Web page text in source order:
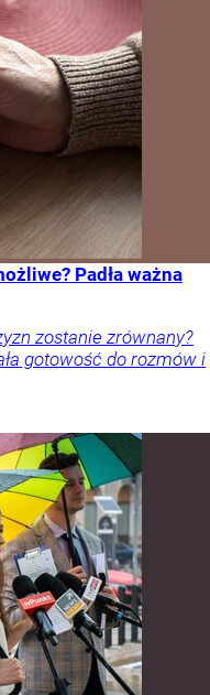
Padła ważna
zostanie zrównany?
gotowość do rozmów i